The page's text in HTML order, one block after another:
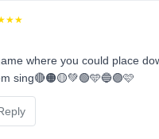
where you could place
sing🔴🟠🟡💚🟢🩵🔵🟣🩷